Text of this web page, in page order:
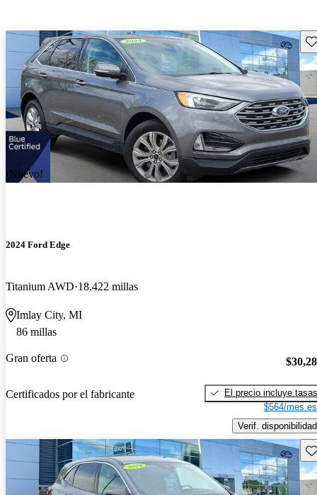
¡Nuevo!
2024 Ford Edge
Titanium AWD 18,422 millas
Imlay City, MI
86 millas
Gran oferta
Certificados por el fabricante
El precio incluye tasas
$564/mes
Verif. disponibilidad